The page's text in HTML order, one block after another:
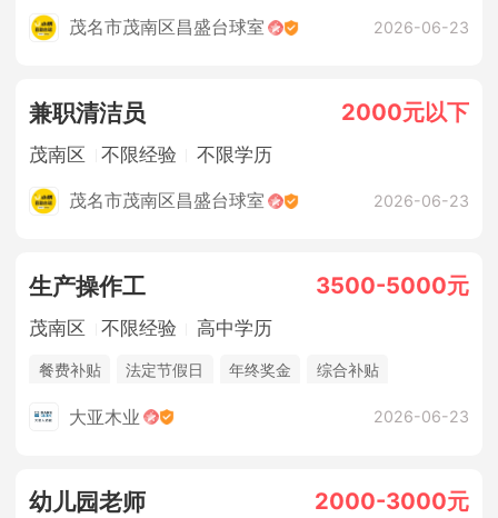
茂名市茂南区昌盛台球室 2026-06-23
兼职清洁员 2000元以下
茂南区 不限经验 不限学历
茂名市茂南区昌盛台球室 2026-06-23
生产操作工 3500-5000元
茂南区 不限经验 高中学历
餐费补贴 法定节假日 年终奖金
综合补贴
大亚木业 2026-06-23
幼儿园老师 2000-3000元